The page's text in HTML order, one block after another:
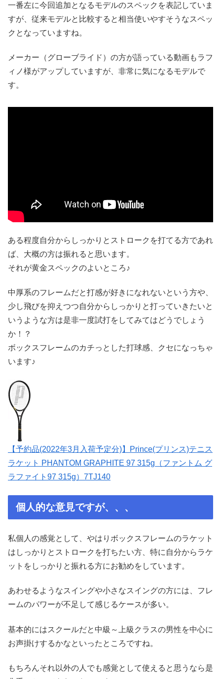
一番左に今回追加となるモデルのスペックを表記していま
すが、従来モデルと比較すると相当使いやすそうなスペッ
クとなっていますね。
メーカー（グローブライド）の方が語っている動画もラフ
ィノ様がアップしていますが、非常に気になるモデルで
す。
ある程度自分からしっかりとストロークを打てる方であれ
ば、大概の方は振れると思います。
それが黄金スペックのよいところ♪
中厚系のフレームだと打感が好きになれないという方や、
少し飛びを抑えつつ自分からしっかりと打っていきたいと
いうような方は是非一度試打をしてみてはどうでしょう
か！？
ボックスフレームのカチっとした打球感、クセになっちゃ
います♪
【予約品(2022年3月入荷予定分)】Prince(プリンス)テニス
ラケット PHANTOM GRAPHITE 97 315g（ファントム グ
ラファイト97 315g）7TJ140
個人的な意見ですが、、、
私個人の感覚として、やはりボックスフレームのラケット
はしっかりとストロークを打ちたい方、特に自分からラケ
ットをしっかりと振れる方にお勧めをしています。
あわせるようなスイングや小さなスイングの方には、フレ
ームのパワーが不足して感じるケースが多い。
基本的にはスクールだと中級～上級クラスの男性を中心に
お声掛けするかなといったところですね。
もちろんそれ以外の人でも感覚として使えると思うなら是